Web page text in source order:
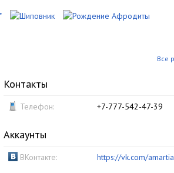
Все
Контакты
Телефон: +7-777-542-47-39
Аккаунты
ВКонтакте: https://vk.com/amartia